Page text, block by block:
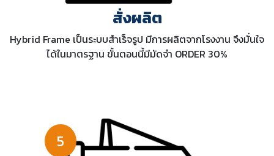
สั่งผลิต
Hybrid Frame เป็นระบบสำเร็จรูป มีการผลิตจากโรงงาน จึงมั่นใจ
ได้ในมาตรฐาน ขั้นตอนนี้มีมัดจำ ORDER 30%
5